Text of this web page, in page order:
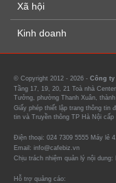
Xã hội
Kinh doanh
© Copyright 2012 - 2026 - Công ty
Tầng 17, 19, 20, 21 Toà nhà
Tưởng, phường Thanh Xuân,
Giấy phép thiết lập trang thông tin
tin và Truyền thông TP Hà Nội cấp
Điện thoại: 024 7309 5555 Máy lẻ
Email: info@cafebiz.vn
Chịu trách nhiệm quản lý nội
Hỗ trợ quảng cáo: